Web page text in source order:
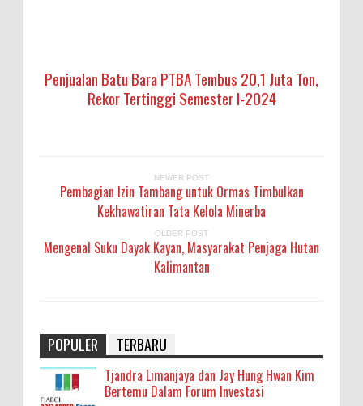
Penjualan Batu Bara PTBA Tembus 20,1 Juta Ton,
Rekor Tertinggi Semester I-2024
NEWER POST
Pembagian Izin Tambang untuk Ormas Timbulkan
Kekhawatiran Tata Kelola Minerba
OLDER POST
Mengenal Suku Dayak Kayan, Masyarakat Penjaga Hutan
Kalimantan
POPULER TERBARU
Tjandra Limanjaya dan Jay Hung Hwan Kim
Bertemu Dalam Forum Investasi